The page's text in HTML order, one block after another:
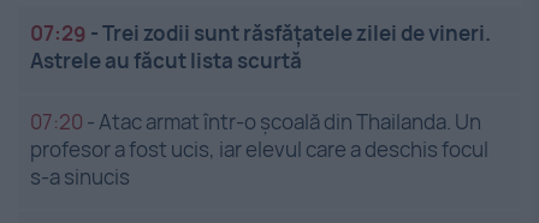
07:29 -Trei zodii sunt răsfățatele zilei de vineri.
Astrele au făcut lista scurtă
07:20 -Atac armat într-o școală din Thailanda. Un
profesor a fost ucis, iar elevul care a deschis focul
s-a sinucis